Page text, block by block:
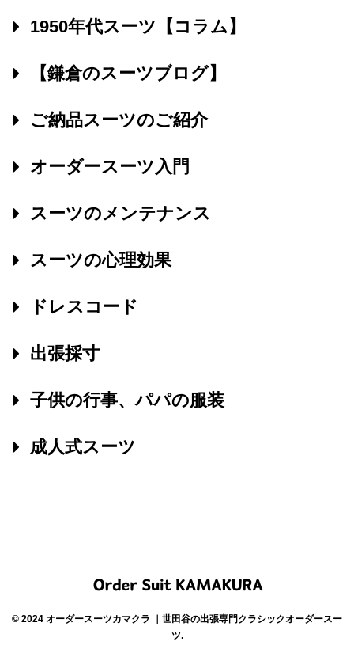
1950年代スーツ【コラム】
【鎌倉のスーツブログ】
ご納品スーツのご紹介
オーダースーツ入門
スーツのメンテナンス
スーツの心理効果
ドレスコード
出張採寸
子供の行事、パパの服装
成人式スーツ
© 2024 オーダースーツカマクラ ｜世田谷の出張専門クラシックオーダースー
ツ.